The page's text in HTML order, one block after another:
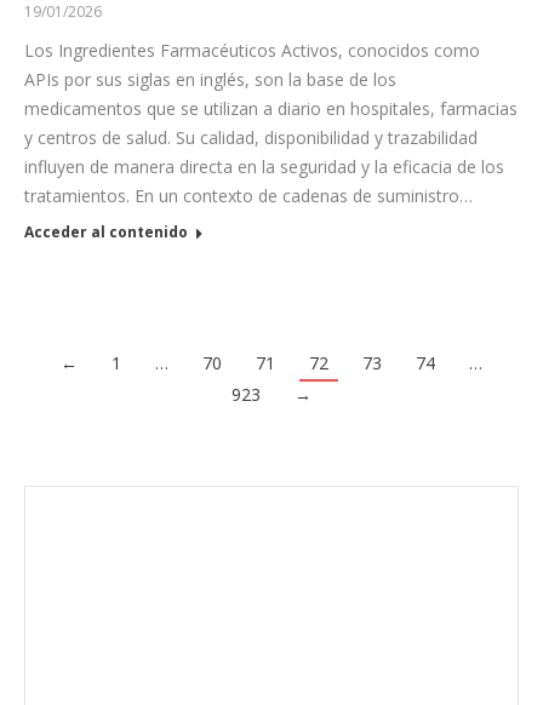
19/01/2026
Los Ingredientes Farmacéuticos Activos, conocidos como
APIs por sus siglas en inglés, son la base de los
medicamentos que se utilizan a diario en hospitales, farmacias
y centros de salud. Su calidad, disponibilidad y trazabilidad
influyen de manera directa en la seguridad y la eficacia de los
tratamientos. En un contexto de cadenas de suministro…
Acceder al contenido
← 1 … 70 71 72 73 74
…
923
→